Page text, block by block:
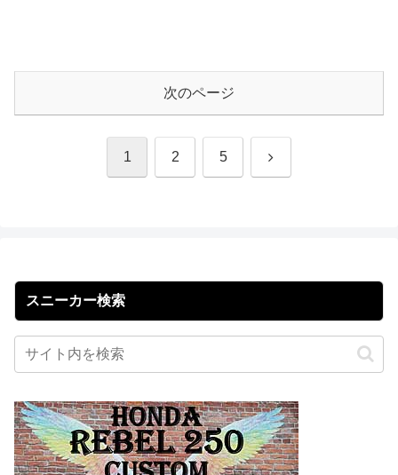
次のページ
1 2 5 次
スニーカー検索